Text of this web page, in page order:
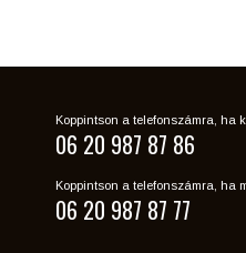
Koppintson a telefonszámra, ha
06 20 987 87 86
Koppintson a telefonszámra, ha
06 20 987 87 77